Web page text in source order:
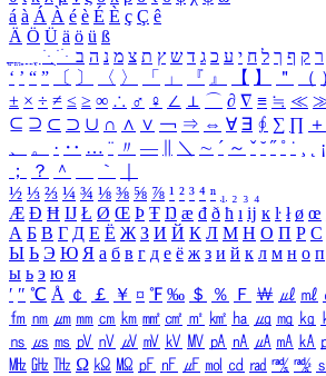
á à Á À é è É È ç Ç ê
Ä Ö Ü ä ö ü ß
ִֶֹ ֻּ ׁׂ ר ק ף ך ל ח י ע כ ג ד ש ץ ת צ מ נ ה ב
‘ ’ “ ” 〔 〕 〈 〉 「 」 『 』 【 】 ＂ （
± × ÷ ≠ ≤ ≥ ∞ ∴ ♂ ♀ ∠ ⊥ ⌒ ∂ ∇ ≡ ≒ ≪
⊆ ⊇ ⊂ ⊃ ∪ ∩ ∧ ∨ ￢ ⇒ ⇔ ∀ ∃ ∮ ∑ ∏ ＋
、
。 · ‥ … ¨ 〃 ― ＼ ∼ ´ ～ ˇ ˘ ˝ ˚ ˙ ¸ ¡
；
？ ＾ ｀
½ ⅓ ⅔ ¼ ¾ ⅛ ⅜ ⅝ ⅞ ¹ ² ³ ⁴ ⁿ ₁ ₂ ₃ ₄
Æ Ð Ħ Ĳ Ł Ø Œ Þ Ŧ Ŋ æ đ ð ħ ı ĳ ĸ ŀ ł ø œ
А Б В Г Д Е Ё Ж З И Й К Л М Н О П Р С
Ы Ь Э Ю Я а б в г д е ё ж з и й к л м н о п
ы ь э ю я
′ ″ ℃ Å ￠ ￡ ￥ ¤ ℉ ‰ ＄ ％ Ｆ ￦ ㎕ ㎖
㎙ ㎚ ㎛ ㎜ ㎝ ㎞ ㎟ ㎠ ㎡ ㎢ ㏊ ㎍ ㎎ ㎏
㎱ ㎲ ㎳ ㎴ ㎵ ㎶ ㎷ ㎸ ㎹ ㎀ ㎁ ㎂ ㎃ ㎄
㎒ ㎓ ㎔ Ω ㏀ ㏁ ㎊ ㎋ ㎌ ㏖ ㏅ ㎭ ㎮ ㎯